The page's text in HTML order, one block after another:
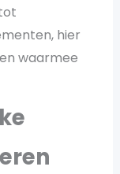
hier
waarmee